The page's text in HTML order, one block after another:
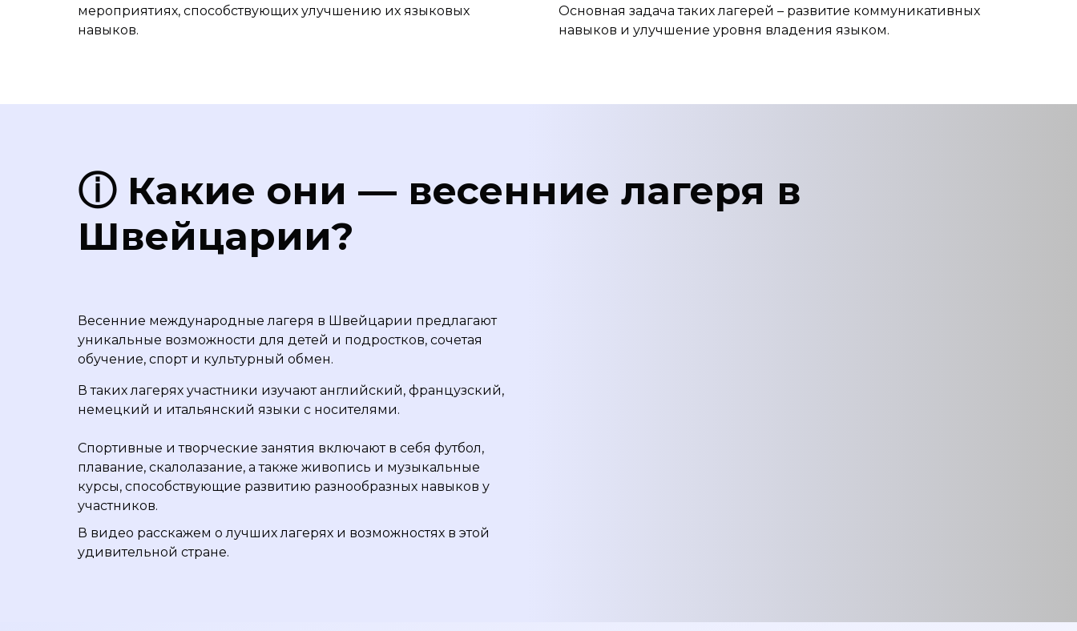
мероприятиях, способствующих улучшению их языковых
навыков.
Основная задача таких лагерей – развитие коммуникативных
навыков и улучшение уровня владения языком.
ⓘ Какие они — весенние лагеря в
Швейцарии?
Весенние международные лагеря в Швейцарии предлагают
уникальные возможности для детей и подростков, сочетая
обучение, спорт и культурный обмен.
В таких лагерях участники изучают английский, французский,
немецкий и итальянский языки с носителями.
Спортивные и творческие занятия включают в себя футбол,
плавание, скалолазание, а также живопись и музыкальные
курсы, способствующие развитию разнообразных навыков у
участников.
В видео расскажем о лучших лагерях и возможностях в этой
удивительной стране.